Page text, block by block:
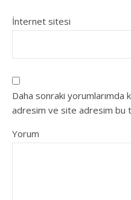
İnternet sitesi
Daha sonraki yorumlarımda
adresim ve site adresim bu
Yorum